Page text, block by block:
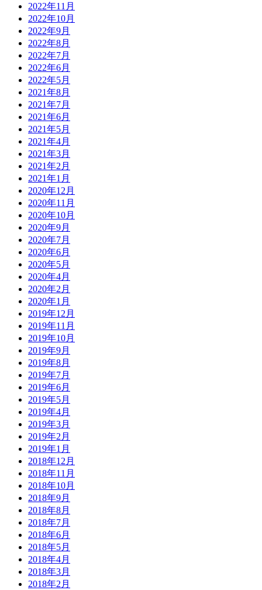
2022年11月
2022年10月
2022年9月
2022年8月
2022年7月
2022年6月
2022年5月
2021年8月
2021年7月
2021年6月
2021年5月
2021年4月
2021年3月
2021年2月
2021年1月
2020年12月
2020年11月
2020年10月
2020年9月
2020年7月
2020年6月
2020年5月
2020年4月
2020年2月
2020年1月
2019年12月
2019年11月
2019年10月
2019年9月
2019年8月
2019年7月
2019年6月
2019年5月
2019年4月
2019年3月
2019年2月
2019年1月
2018年12月
2018年11月
2018年10月
2018年9月
2018年8月
2018年7月
2018年6月
2018年5月
2018年4月
2018年3月
2018年2月